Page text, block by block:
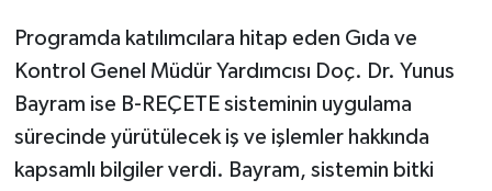
Programda katılımcılara hitap eden Gıda ve
Kontrol Genel Müdür Yardımcısı Doç. Dr. Yunus
Bayram ise B-REÇETE sisteminin uygulama
sürecinde yürütülecek iş ve işlemler hakkında
kapsamlı bilgiler verdi. Bayram, sistemin bitki